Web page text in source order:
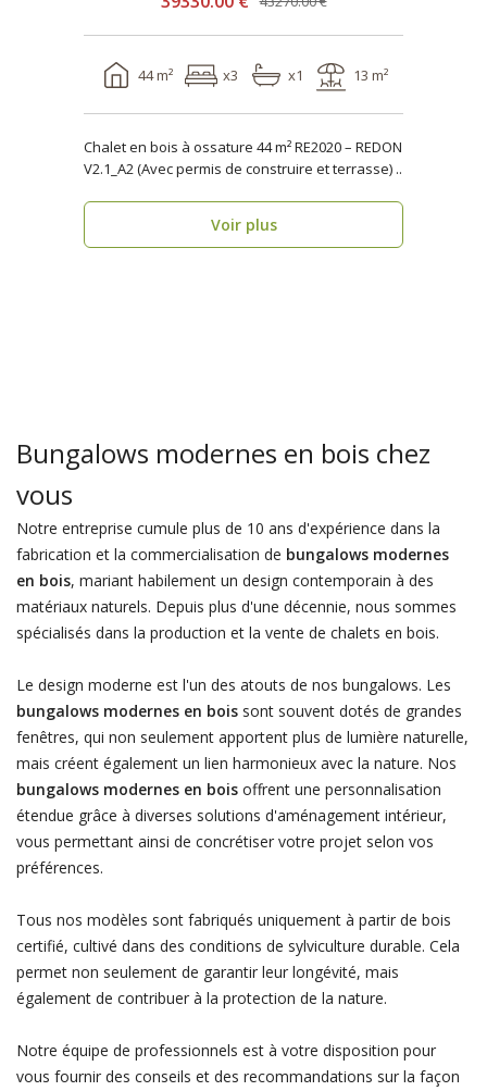
44 m² x3 x1 13 m²
Chalet en bois à ossature 44 m² RE2020 – REDON
V2.1_A2 (Avec permis de construire et terrasse) ..
Voir plus
Bungalows modernes en bois chez
vous
Notre entreprise cumule plus de 10 ans d'expérience dans la
fabrication et la commercialisation de bungalows modernes
en bois, mariant habilement un design contemporain à des
matériaux naturels. Depuis plus d'une décennie, nous sommes
spécialisés dans la production et la vente de chalets en bois.
Le design moderne est l'un des atouts de nos bungalows. Les
bungalows modernes en boissont souvent dotés de grandes
fenêtres, qui non seulement apportent plus de lumière naturelle,
mais créent également un lien harmonieux avec la nature. Nos
bungalows modernes en boisoffrent une personnalisation
étendue grâce à diverses solutions d'aménagement intérieur,
vous permettant ainsi de concrétiser votre projet selon vos
préférences.
Tous nos modèles sont fabriqués uniquement à partir de bois
certifié, cultivé dans des conditions de sylviculture durable. Cela
permet non seulement de garantir leur longévité, mais
également de contribuer à la protection de la nature.
Notre équipe de professionnels est à votre disposition pour
vous fournir des conseils et des recommandations sur la façon